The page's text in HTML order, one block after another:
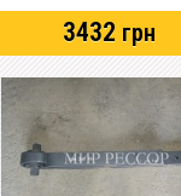
3432 грн